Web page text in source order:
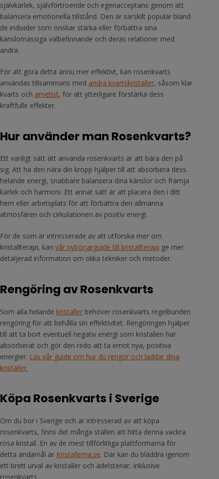
självkärlek, självförtroende och egenacceptans genom att
balansera emotionella tillstånd. Den är särskilt populär bland
de individer som önskar stärka eller förbättra sina
känslomässiga välbefinnande och deras relationer med
andra.
För att göra detta ännu mer effektivt, kan rosenkvarts
användas tillsammans med andra kvartskristaller, såsom klar
kvarts och ametist, för att ytterligare förstärka dess
kraftfulle effekter.
Hur använder man Rosenkvarts?
Ett vanligt sätt att använda rosenkvarts är att bära den på
sig. Att ha den nära din kropp hjälper till att absorbera dess
helande energi, snabbare balansera dina känslor och främja
kärlek och harmoni. Ett annat sätt är att placera den i ditt
hem eller arbetsplats för att förbättra den allmänna
atmosfären och cirkulationen av positiv energi.
För de som är intresserade av att utforska mer om
kristallterapi, kan vår nybörjarguide till kristallterapi ge mer
detaljerad information om olika tekniker och metoder.
Rengöring av Rosenkvarts
Som alla helande kristaller behöver rosenkvarts regelbunden
rengöring för att behålla sin effektivitet. Rengöringen hjälper
till att ta bort eventuell negativ energi som kristallen har
absorberat och gör den redo att ta emot nya, positiva
energier. Läs vår guide om hur du rengör och laddar dina
kristaller.
Köpa Rosenkvarts i Sverige
Om du bor i Sverige och är intresserad av att köpa
rosenkvarts, finns det många ställen att hitta denna vackra
rosa kristall. En av de mest tillförlitliga plattformarna för
detta ändamål är Kristallerna.se. Där kan du bläddra igenom
ett brett urval av kristaller och ädelstenar, inklusive
rosenkvarts.